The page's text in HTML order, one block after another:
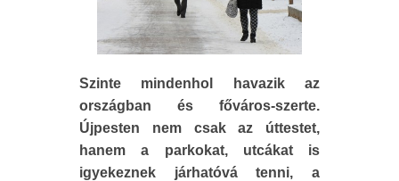
Szinte mindenhol havazik az
országban és főváros-szerte.
Újpesten nem csak az úttestet,
hanem a parkokat, utcákat is
igyekeznek járhatóvá tenni, a